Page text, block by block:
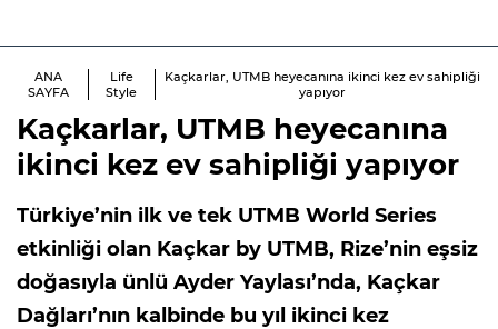
ANA
SAYFA
Life
Style
Kaçkarlar, UTMB heyecanına ikinci kez ev sahipliği
yapıyor
Kaçkarlar, UTMB heyecanına
ikinci kez ev sahipliği yapıyor
Türkiye’nin ilk ve tek UTMB World Series
etkinliği olan Kaçkar by UTMB, Rize’nin eşsiz
doğasıyla ünlü Ayder Yaylası’nda, Kaçkar
Dağları’nın kalbinde bu yıl ikinci kez